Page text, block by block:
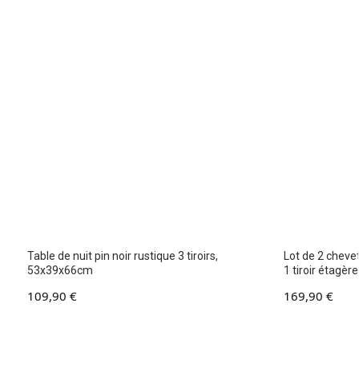
Table de nuit pin noir rustique 3 tiroirs,
53x39x66cm
109,90 €
Lot de 2
1 tiroir
169,90 €